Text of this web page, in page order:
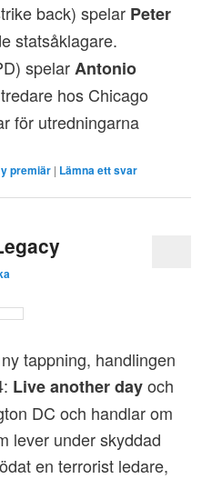
back) spelar Peter
statsåklagare.
spelarAntonio
hos Chicago
för utredningarna
premiär | Lämna ett svar
tappning, handlingen
Live another dayoch
DC och handlar om
lever under skyddad
en terrorist ledare,